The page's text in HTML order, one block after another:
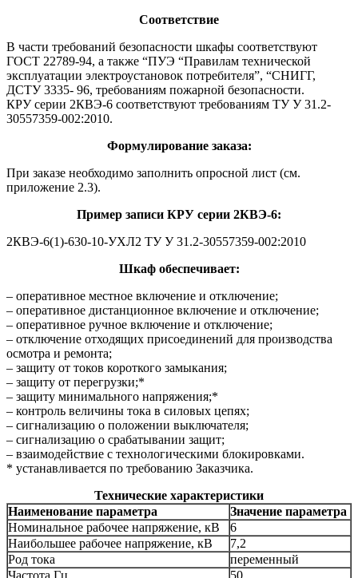
Соответствие
В части требований безопасности шкафы соответствуют
ГОСТ 22789-94, а также “ПУЭ “Правилам технической
эксплуатации электроустановок потребителя”, “СНИГГ,
ДСТУ 3335- 96, требованиям пожарной безопасности.
КРУ серии 2КВЭ-6 соответствуют требованиям ТУ У 31.2-
30557359-002:2010.
Формулирование заказа:
При заказе необходимо заполнить опросной лист (см.
приложение 2.3).
Пример записи КРУ серии 2КВЭ-6:
2КВЭ-6(1)-630-10-УХЛ2 ТУ У 31.2-30557359-002:2010
Шкаф обеспечивает:
– оперативное местное включение и отключение;
– оперативное дистанционное включение и отключение;
– оперативное ручное включение и отключение;
– отключение отходящих присоединений для производства
осмотра и ремонта;
– защиту от токов короткого замыкания;
– защиту от перегрузки;*
– защиту минимального напряжения;*
– контроль величины тока в силовых цепях;
– сигнализацию о положении выключателя;
– сигнализацию о срабатывании защит;
– взаимодействие с технологическими блокировками.
* устанавливается по требованию Заказчика.
Технические характеристики
Наименование параметра
Значение параметра
Номинальное рабочее напряжение, кВ
6
Наибольшее рабочее напряжение, кВ
7,2
Род тока
переменный
Частота,Гц
50